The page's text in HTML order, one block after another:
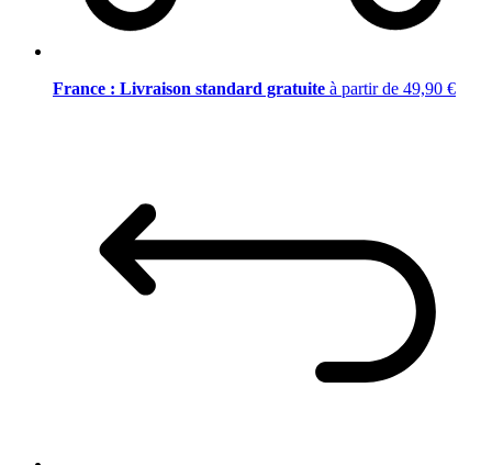
France : Livraison standard gratuite à partir de 49,90 €